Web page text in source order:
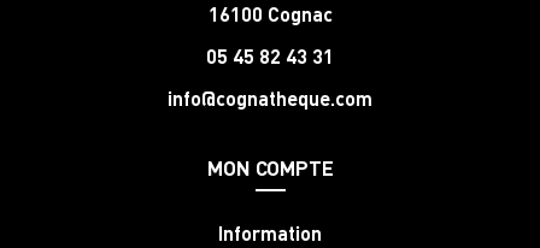
16100 Cognac
05 45 82 43 31
info@cognatheque.com
MON COMPTE
Information